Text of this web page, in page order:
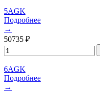
5AGK
Подробнее
→
50735 ₽
6AGK
Подробнее
→